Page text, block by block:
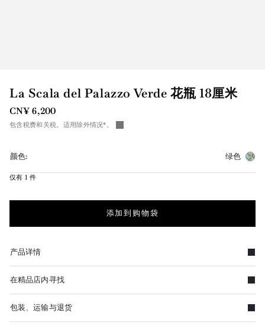
La Scala del Palazzo Verde 花瓶 18厘米
CN¥ 6,200
包含税费和关税。适用除外情况*。
颜色: 绿色
仅有 1 件
添加到购物袋
产品详情
在精品店内寻找
包装、运输与退货